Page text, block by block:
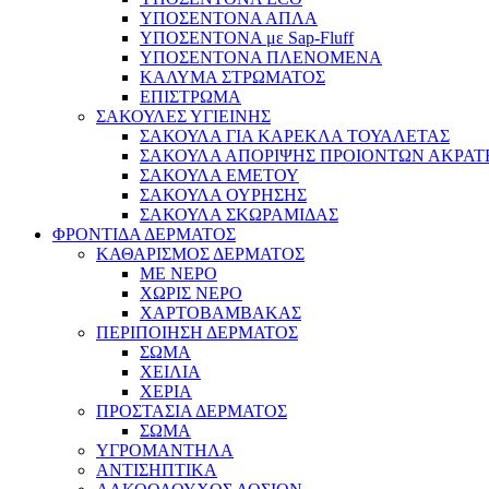
ΥΠΟΣΕΝΤΟΝΑ ΑΠΛΑ
ΥΠΟΣΕΝΤΟΝΑ με Sap-Fluff
ΥΠΟΣΕΝΤΟΝΑ ΠΛΕΝΟΜΕΝΑ
ΚΑΛΥΜΑ ΣΤΡΩΜΑΤΟΣ
ΕΠΙΣΤΡΩΜΑ
ΣΑΚΟΥΛΕΣ ΥΓΙΕΙΝΗΣ
ΣΑΚΟΥΛΑ ΓΙΑ ΚΑΡΕΚΛΑ ΤΟΥΑΛΕΤΑΣ
ΣΑΚΟΥΛΑ ΑΠΟΡΙΨΗΣ ΠΡΟΙΟΝΤΩΝ
ΣΑΚΟΥΛΑ ΕΜΕΤΟΥ
ΣΑΚΟΥΛΑ ΟΥΡΗΣΗΣ
ΣΑΚΟΥΛΑ ΣΚΩΡΑΜΙΔΑΣ
ΦΡΟΝΤΙΔΑ ΔΕΡΜΑΤΟΣ
ΚΑΘΑΡΙΣΜΟΣ ΔΕΡΜΑΤΟΣ
ΜΕ ΝΕΡΟ
ΧΩΡΙΣ ΝΕΡΟ
ΧΑΡΤΟΒΑΜΒΑΚΑΣ
ΠΕΡΙΠΟΙΗΣΗ ΔΕΡΜΑΤΟΣ
ΣΩΜΑ
ΧΕΙΛΙΑ
ΧΕΡΙΑ
ΠΡΟΣΤΑΣΙΑ ΔΕΡΜΑΤΟΣ
ΣΩΜΑ
ΥΓΡΟΜΑΝΤΗΛΑ
ΑΝΤΙΣΗΠΤΙΚΑ